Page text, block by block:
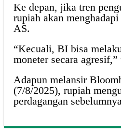
Ke depan, jika tren
rupiah akan
AS.
“Kecuali, BI bisa
moneter secara agresif,”
Adapun melansir
(7/8/2025), rupiah
perdagangan